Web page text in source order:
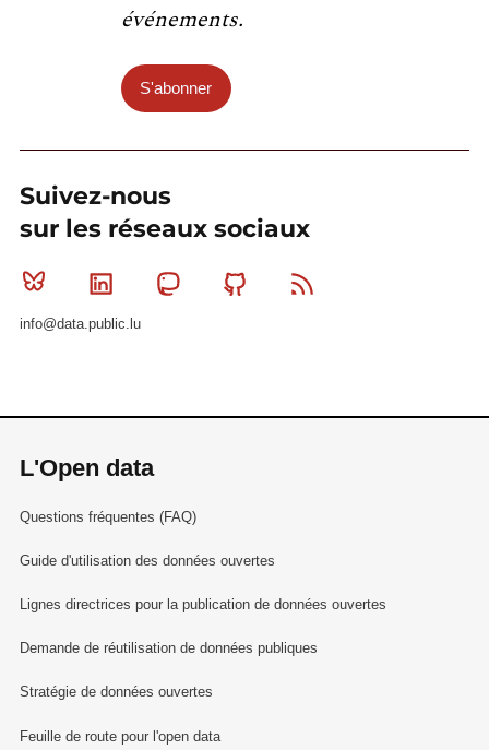
événements.
S'abonner
Suivez-nous
sur les réseaux sociaux
Bluesky Linkedin MastodonGithub
info@data.public.lu
L'Open data
Questions fréquentes (FAQ)
Guide d'utilisation des données ouvertes
Lignes directrices pour la publication de données ouvertes
Demande de réutilisation de données publiques
Stratégie de données ouvertes
Feuille de route pour l'open data